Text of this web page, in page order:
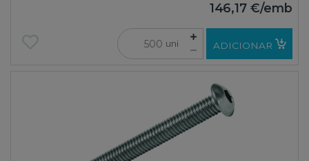
146,17 €/emb
uni ADICIONAR